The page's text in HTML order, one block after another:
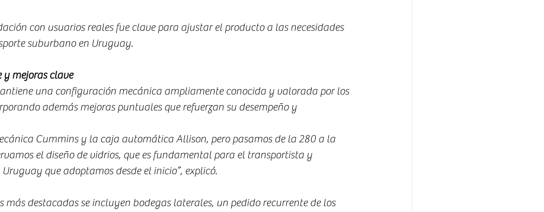
con usuarios reales fue clave para ajustar el producto a las necesidades
suburbano en Uruguay.
mejoras clave
una configuración mecánica ampliamente conocida y valorada por los
además mejoras puntuales que refuerzan su desempeño y
Cummins y la caja automática Allison, pero pasamos de la 280 a la
el diseño de vidrios, que es fundamental para el transportista y
que adoptamos desde el inicio”, explicó.
más destacadas se incluyen bodegas laterales, un pedido recurrente de los